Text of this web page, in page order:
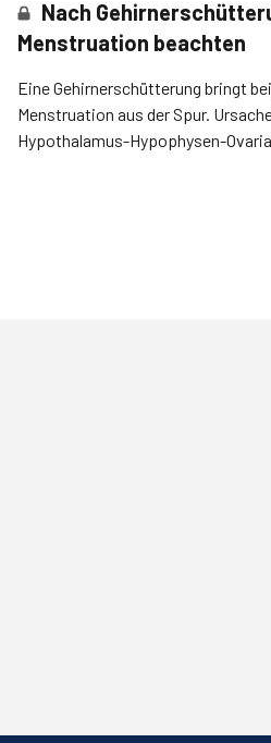
Nach
Menstruation beachten
Eine Gehirnerschütterung bringt
Menstruation aus der Spur.
Hypothalamus-Hypophysen-